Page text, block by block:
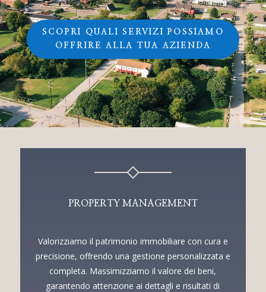
SCOPRI QUALI SERVIZI POSSIAMO
OFFRIRE ALLA TUA AZIENDA
PROPERTY MANAGEMENT
Valorizziamo il patrimonio immobiliare con cura e
precisione, offrendo una gestione personalizzata e
completa. Massimizziamo il valore dei beni,
garantendo attenzione ai dettagli e risultati di